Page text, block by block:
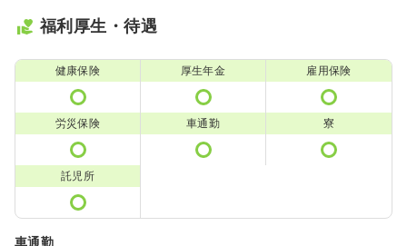
福利厚生・待遇
健康保険 厚生年金 雇用保険
労災保険 車通勤 寮
託児所
車通勤